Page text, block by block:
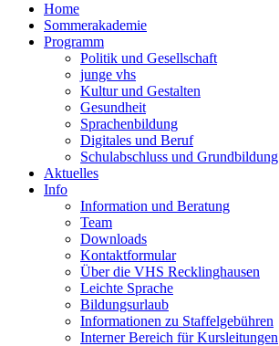
Home
Sommerakademie
Programm
Politik und Gesellschaft
junge vhs
Kultur und Gestalten
Gesundheit
Sprachenbildung
Digitales und Beruf
Schulabschluss und Grundbildung
Aktuelles
Info
Information und Beratung
Team
Downloads
Kontaktformular
Über die VHS Recklinghausen
Leichte Sprache
Bildungsurlaub
Informationen zu Staffelgebühren
Interner Bereich für Kursleitungen